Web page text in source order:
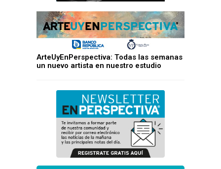
ArteUyEnPerspectiva: Todas las semanas
un nuevo artista en nuestro estudio